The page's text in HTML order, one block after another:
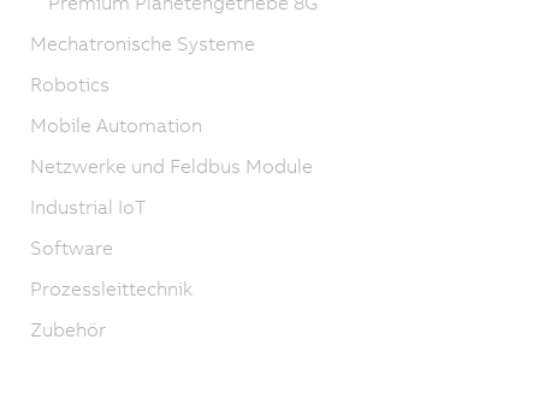
Mechatronische Systeme
Robotics
Mobile Automation
Netzwerke und Feldbus Module
Industrial IoT
Software
Prozessleittechnik
Zubehör